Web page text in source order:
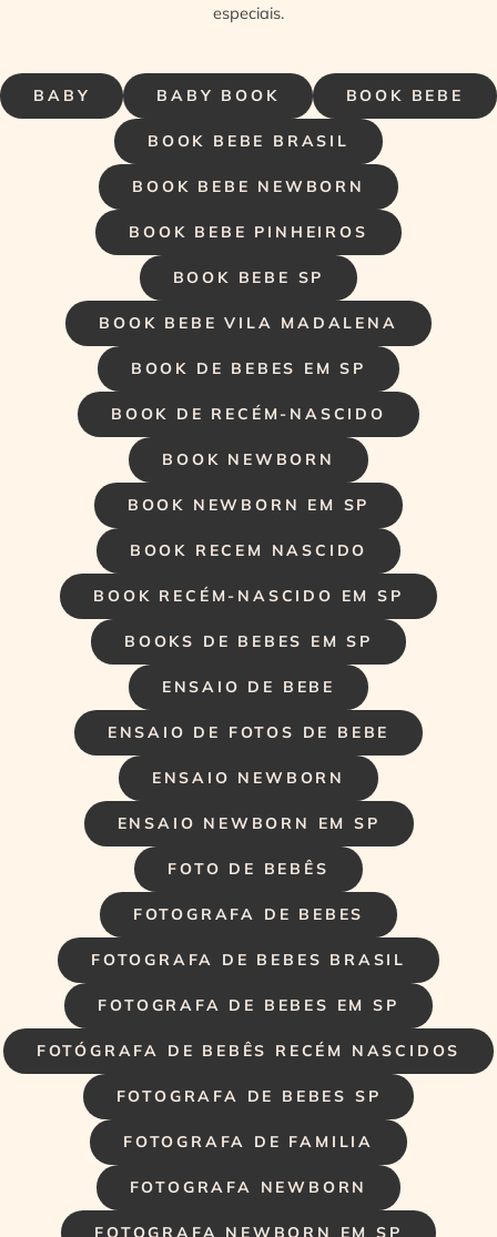
BABY BABY BOOK BOOK BEBE
BOOK BEBE BRASIL
BOOK BEBE NEWBORN
BOOK BEBE PINHEIROS
BOOK BEBE SP
BOOK BEBE VILA MADALENA
BOOK DE BEBES EM SP
BOOK DE RECÉM-NASCIDO
BOOK NEWBORN
BOOK NEWBORN EM SP
BOOK RECEM NASCIDO
BOOK RECÉM-NASCIDO EM SP
BOOKS DE BEBES EM SP
ENSAIO DE BEBE
ENSAIO DE FOTOS DE BEBE
ENSAIO NEWBORN
ENSAIO NEWBORN EM SP
FOTO DE BEBÊS
FOTOGRAFA DE BEBES
FOTOGRAFA DE BEBES BRASIL
FOTOGRAFA DE BEBES EM SP
FOTÓGRAFA DE BEBÊS RECÉM NASCIDOS
FOTOGRAFA DE BEBES SP
FOTOGRAFA DE FAMILIA
FOTOGRAFA NEWBORN
FOTOGRAFA NEWBORN EM SP
especiais.